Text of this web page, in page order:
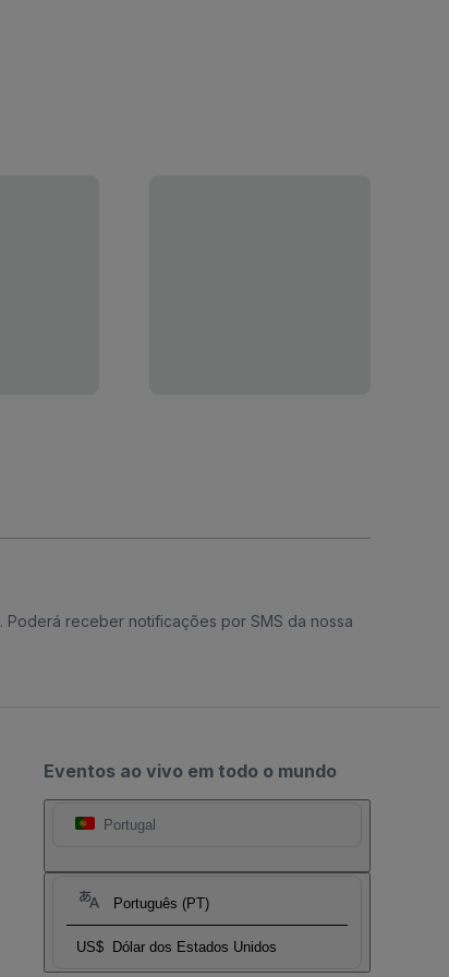
. Poderá receber notificações por SMS da nossa
Eventos ao vivo em todo o mundo
Portugal
Português (PT)
US$ Dólar dos Estados Unidos